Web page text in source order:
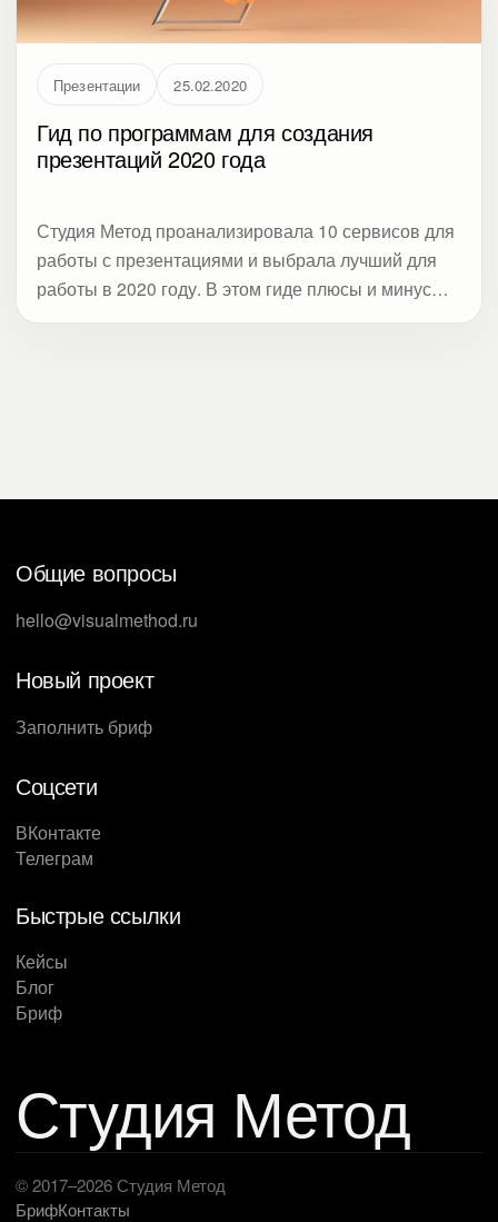
Презентации 25.02.2020
Гид по программам для создания
презентаций 2020 года
Студия Метод проанализировала 10 сервисов для
работы с презентациями и выбрала лучший для
работы в 2020 году. В этом гиде плюсы и минусы
Общие вопросы
hello@visualmethod.ru
Новый проект
Заполнить бриф
Соцсети
ВКонтакте
Телеграм
Быстрые ссылки
Кейсы
Блог
Бриф
Студия Метод
© 2017–2026 Студия Метод
БрифКонтакты